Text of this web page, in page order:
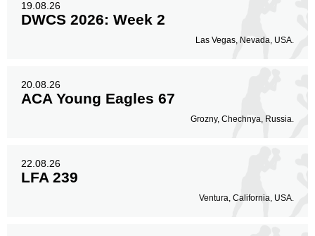
19.08.26
DWCS 2026: Week 2
Las Vegas, Nevada, USA.
20.08.26
ACA Young Eagles 67
Grozny, Chechnya, Russia.
22.08.26
LFA 239
Ventura, California, USA.